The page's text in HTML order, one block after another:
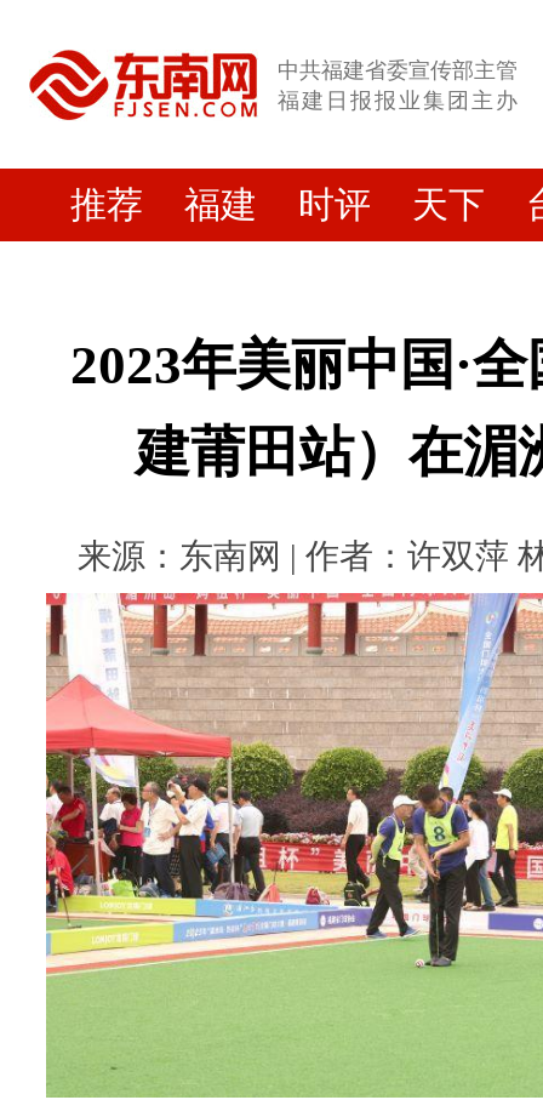
中共福建省委宣传部主管
福建日报报业集团主办
推荐 福建 时评 天下
2023年美丽中国·
建莆田站）在湄
来源：东南网 | 作者：许双萍